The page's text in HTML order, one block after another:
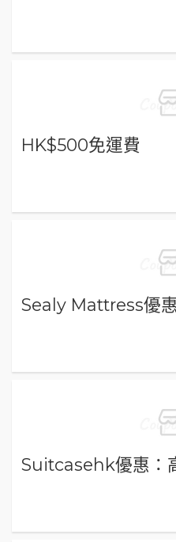
HK$500免運費
Sealy Mattress優
Suitcasehk優惠：